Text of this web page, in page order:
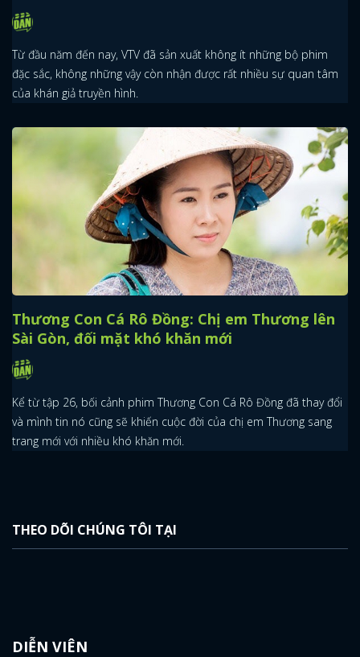
x
ĐĂNG NHẬP
FACEBOOK GOOGLE
Từ đầu năm đến nay, VTV đã sản xuất không ít những bộ phim
đặc sắc, không những vậy còn nhận được rất nhiều sự quan tâm
của khán giả truyền hình.
Thương Con Cá Rô Đồng: Chị em Thương lên
Sài Gòn, đối mặt khó khăn mới
Kể từ tập 26, bối cảnh phim Thương Con Cá Rô Đồng đã thay đổi
và mình tin nó cũng sẽ khiến cuộc đời của chị em Thương sang
trang mới với nhiều khó khăn mới.
THEO DÕI CHÚNG TÔI TẠI
DIỄN VIÊN